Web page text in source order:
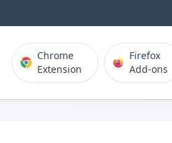
Chrome
Extension
Firefox
Add-ons